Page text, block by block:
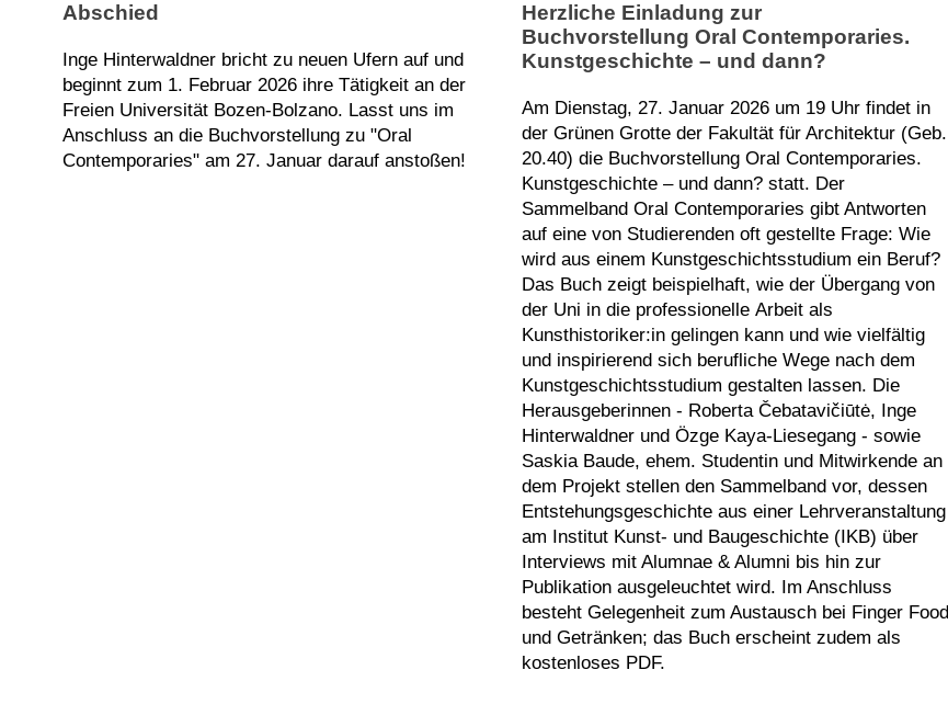
Abschied
Inge Hinterwaldner bricht zu neuen Ufern auf und
beginnt zum 1. Februar 2026 ihre Tätigkeit an der
Freien Universität Bozen-Bolzano. Lasst uns im
Anschluss an die Buchvorstellung zu "Oral
Contemporaries" am 27. Januar darauf anstoßen!
Herzliche Einladung zur
Buchvorstellung Oral Contemporaries.
Kunstgeschichte – und dann?
Am Dienstag, 27. Januar 2026 um 19 Uhr findet in
der Grünen Grotte der Fakultät für Architektur (Geb.
20.40) die Buchvorstellung Oral Contemporaries.
Kunstgeschichte – und dann? statt. Der
Sammelband Oral Contemporaries gibt Antworten
auf eine von Studierenden oft gestellte Frage: Wie
wird aus einem Kunstgeschichtsstudium ein Beruf?
Das Buch zeigt beispielhaft, wie der Übergang von
der Uni in die professionelle Arbeit als
Kunsthistoriker:in gelingen kann und wie vielfältig
und inspirierend sich berufliche Wege nach dem
Kunstgeschichtsstudium gestalten lassen. Die
Herausgeberinnen - Roberta Čebatavičiūtė, Inge
Hinterwaldner und Özge Kaya-Liesegang - sowie
Saskia Baude, ehem. Studentin und Mitwirkende an
dem Projekt stellen den Sammelband vor, dessen
Entstehungsgeschichte aus einer Lehrveranstaltung
am Institut Kunst- und Baugeschichte (IKB) über
Interviews mit Alumnae & Alumni bis hin zur
Publikation ausgeleuchtet wird. Im Anschluss
besteht Gelegenheit zum Austausch bei Finger Food
und Getränken; das Buch erscheint zudem als
kostenloses PDF.